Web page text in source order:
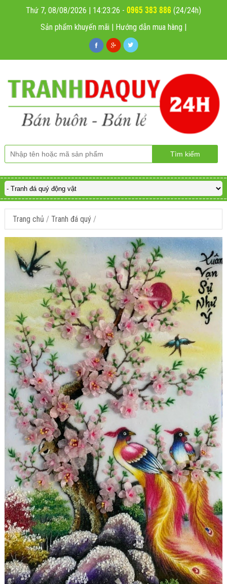
Thứ 7, 08/08/2026 | 14:23:28 - 0965 383 886 (24/24h)
Sản phẩm khuyến mãi | Hướng dẫn mua hàng |
Trang chủ / Tranh đá quý/